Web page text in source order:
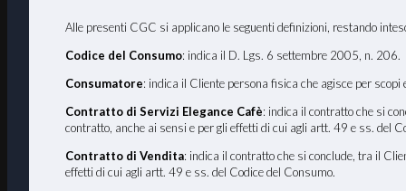
Alle presenti CGC si applicano le seguenti definizioni, restando
Codice del Consumo: indica il D. Lgs. 6 settembre 2005, n. 206.
Consumatore: indica il Cliente persona fisica che agisce per
Contratto di Servizi Elegance Cafè: indica il contratto che si
contratto, anche ai sensi e per gli effetti di cui agli artt. 49 e ss. del
Contratto di Vendita: indica il contratto che si conclude, tra il
effetti di cui agli artt. 49 e ss. del Codice del Consumo.